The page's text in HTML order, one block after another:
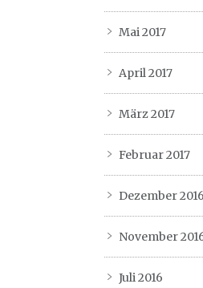
Mai 2017
April 2017
März 2017
Februar 2017
Dezember 2016
November
Juli 2016